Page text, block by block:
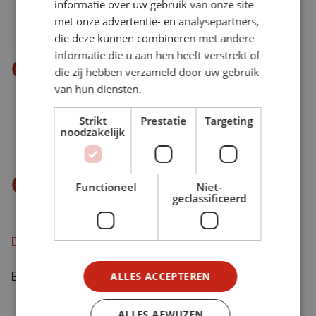
voor op 200 graden en bak de ciabatta 4-5
min.
Haal de takjes krulpeterselie, de tijm en het
laurierblad uit de pan. Serveer de kip met de
groenten, de saus, en garneer met de
fijngesneden blaadjes krulpeterselie. Serveer
met de ciabatta.
Eet smakelijk
Download als pdf
Bron: HelloFresh
informatie over uw gebruik van onze site
met onze advertentie- en analysepartners,
die deze kunnen combineren met andere
informatie die u aan hen heeft verstrekt of
die zij hebben verzameld door uw gebruik
van hun diensten.
Strikt
noodzakelijk
Prestatie Targeting
Functioneel
Niet-
geclassificeerd
ALLES ACCEPTEREN